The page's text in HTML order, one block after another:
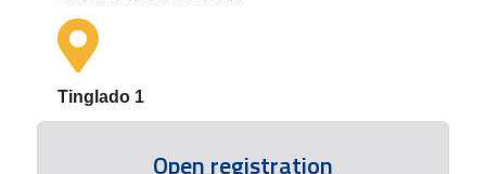
Tinglado 1
Open registration